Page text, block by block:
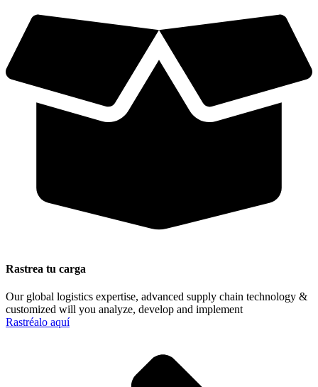
Rastrea tu carga
Our global logistics expertise, advanced supply chain technology &
customized will you analyze, develop and implement
Rastréalo aquí